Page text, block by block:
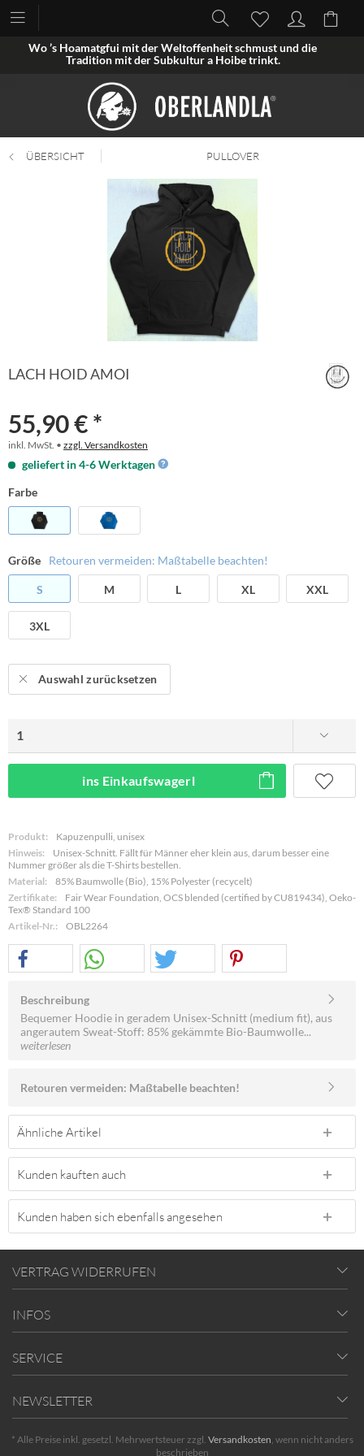
Wo ’s Hoamatgfui mit der Weltoffenheit schmust und die
Tradition mit der Subkultur a Hoibe trinkt.
ÜBERSICHT PULLOVER
LACH HOID AMOI
55,90 € *
inkl. MwSt. • zzgl. Versandkosten
geliefert in 4-6 Werktagen
Farbe
Größe Retouren vermeiden: Maßtabelle beachten!
S M L XL XXL
3XL
Auswahl zurücksetzen
ins Einkaufswagerl
Produkt:
Kapuzenpulli, unisex
Hinweis:
Unisex-Schnitt. Fällt für Männer eher klein aus, darum besser eine
Nummer größer als die T-Shirts bestellen.
Material:
85% Baumwolle (Bio), 15% Polyester (recycelt)
Zertifikate:
Fair Wear Foundation, OCS blended (certified by CU819434), Oeko-
Tex® Standard 100
Artikel-Nr.:
OBL2264
Beschreibung
Bequemer Hoodie in geradem Unisex-Schnitt (medium fit), aus
angerautem Sweat-Stoff: 85% gekämmte Bio-Baumwolle...
weiterlesen
Retouren vermeiden: Maßtabelle beachten!
Ähnliche Artikel
Kunden kauften auch
Kunden haben sich ebenfalls angesehen
VERTRAG WIDERRUFEN
INFOS
SERVICE
NEWSLETTER
* Alle Preise inkl. gesetzl. Mehrwertsteuer zzgl. Versandkosten, wenn nicht anders
beschrieben